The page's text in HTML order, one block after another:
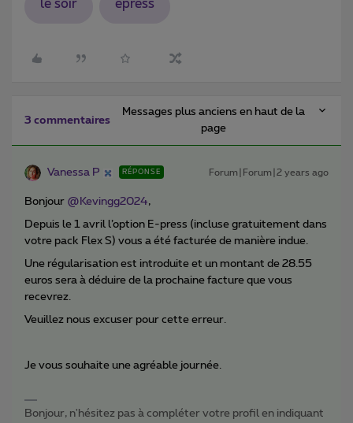
le soir epress
3 commentaires
Messages plus anciens en haut de la
page
Vanessa P RÉPONSE Forum|Forum|2 years ago
Bonjour @Kevingg2024,
Depuis le 1 avril l’option E-press (incluse gratuitement dans
votre pack Flex S) vous a été facturée de manière indue.
Une régularisation est introduite et un montant de 28.55
euros sera à déduire de la prochaine facture que vous
recevrez.
Veuillez nous excuser pour cette erreur.
Je vous souhaite une agréable journée.
Bonjour, n'hésitez pas à compléter votre profil en indiquant